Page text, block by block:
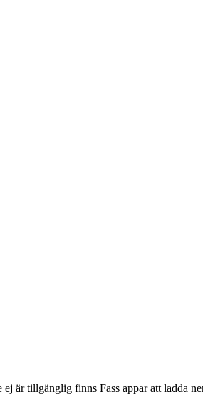
är tillgänglig finns Fass appar att ladda